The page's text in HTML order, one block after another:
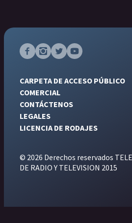
CARPETA DE ACCESO PÚBLICO
COMERCIAL
CONTÁCTENOS
LEGALES
LICENCIA DE RODAJES
© 2026 Derechos reservados
DE RADIO Y TELEVISION 2015